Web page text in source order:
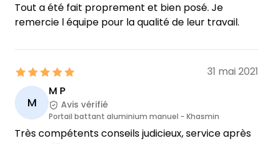
Tout a été fait proprement et bien posé. Je
remercie l équipe pour la qualité de leur travail.
31 mai 2021
M
M P
Avis vérifié
Portail battant aluminium manuel - Khasmin
Très compétents conseils judicieux, service après